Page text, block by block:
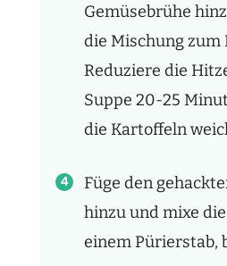
Gemüsebrühe
die Mischung zum
Reduziere die
Suppe 20-25
die Kartoffeln
Füge den
hinzu und mixe
einem Pürierstab,